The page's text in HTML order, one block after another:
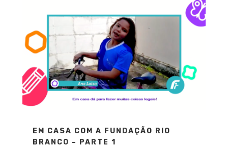
EM CASA COM A FUNDAÇÃO RIO
BRANCO – PARTE 1